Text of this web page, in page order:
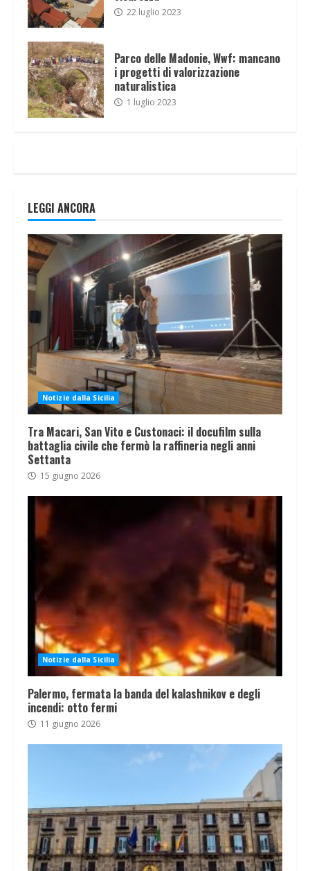
22 luglio 2023
Parco delle Madonie, Wwf: mancano
i progetti di valorizzazione
naturalistica
1 luglio 2023
LEGGI ANCORA
Notizie dalla Sicilia
Tra Macari, San Vito e Custonaci: il docufilm sulla
battaglia civile che fermò la raffineria negli anni
Settanta
15 giugno 2026
Notizie dalla Sicilia
Palermo, fermata la banda del kalashnikov e degli
incendi: otto fermi
11 giugno 2026